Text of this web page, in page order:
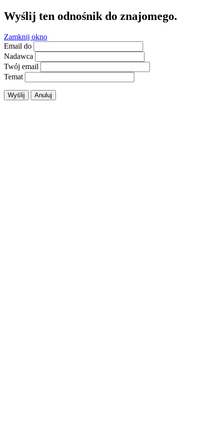
Wyślij ten odnośnik do znajomego.
Zamknij okno
Email do
Nadawca
Twój email
Temat
Wyślij Anuluj